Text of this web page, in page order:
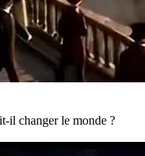
il changer le monde ?